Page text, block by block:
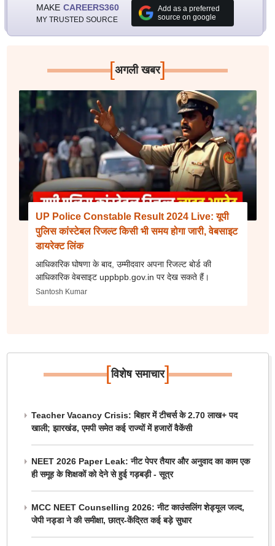
MAKE CAREERS360
MY TRUSTED SOURCE
Add as a preferred
source on google
[अगली खबर]
UP Police Constable Result 2024 Live: यूपी
पुलिस कांस्टेबल रिजल्ट किसी भी समय होगा जारी, वेबसाइट
डायरेक्ट लिंक
आधिकारिक घोषणा के बाद, उम्मीदवार अपना रिजल्ट बोर्ड की
आधिकारिक वेबसाइट uppbpb.gov.in पर देख सकते हैं।
Santosh Kumar
[विशेष समाचार]
Teacher Vacancy Crisis: बिहार में टीचर्स के 2.70 लाख+ पद
खाली; झारखंड, एमपी समेत कई राज्यों में हजारों वैकेंसी
NEET 2026 Paper Leak: नीट पेपर तैयार और अनुवाद का काम एक
ही समूह के शिक्षकों को देने से हुई गड़बड़ी - सूत्र
MCC NEET Counselling 2026: नीट काउंसलिंग शेड्यूल जल्द,
जेपी नड्डा ने की समीक्षा, छात्र-केंद्रित कई बड़े सुधार